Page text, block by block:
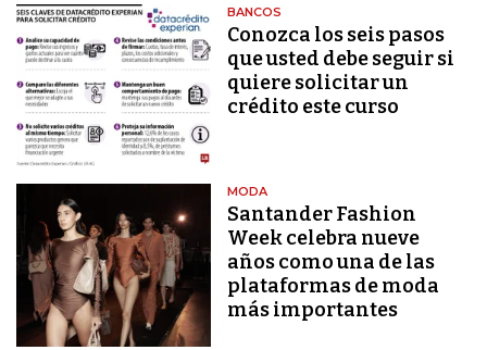
BANCOS
Conozca los seis pasos
que usted debe seguir si
quiere solicitar un
crédito este curso
MODA
Santander Fashion
Week celebra nueve
años como una de las
plataformas de moda
más importantes